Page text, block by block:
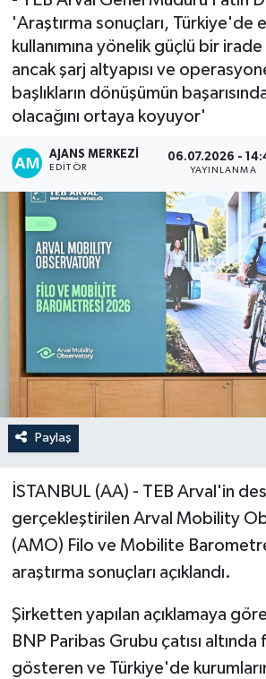
'Araştırma sonuçları, Türkiye'de
kullanımına yönelik güçlü bir
ancak şarj altyapısı ve
başlıkların dönüşümün
olacağını ortaya koyuyor'
AJANS MERKEZI
EDITÖR
06.07.2026 -
YAYINLANMA
Paylaş
İSTANBUL (AA) - TEB Arval'in
gerçekleştirilen Arval Mobility
(AMO) Filo ve Mobilite
araştırma sonuçları açıklandı.
Şirketten yapılan açıklamaya
BNP Paribas Grubu çatısı
gösteren ve Türkiye'de